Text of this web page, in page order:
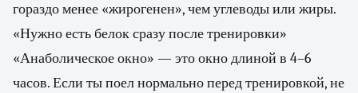
гораздо менее «жирогенен», чем углеводы или жиры.
«Нужно есть белок сразу после тренировки»
«Анаболическое окно» — это окно длиной в 4–6
часов. Если ты поел нормально перед тренировкой, не